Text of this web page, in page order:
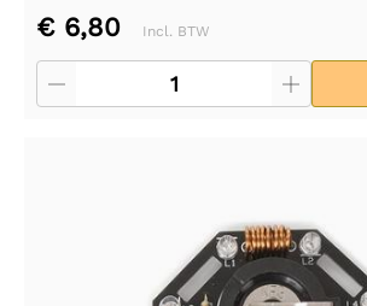
€ 6,80 Incl. BTW